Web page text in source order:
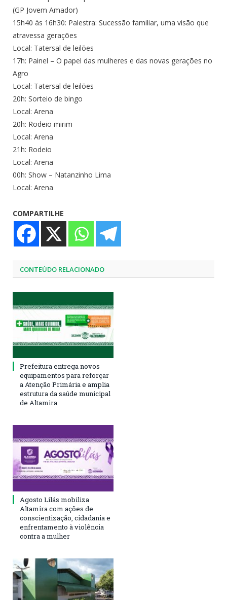
(GP Jovem Amador)
15h40 às 16h30: Palestra: Sucessão familiar, uma visão que
atravessa gerações
Local: Tatersal de leilões
17h: Painel – O papel das mulheres e das novas gerações no
Agro
Local: Tatersal de leilões
20h: Sorteio de bingo
Local: Arena
20h: Rodeio mirim
Local: Arena
21h: Rodeio
Local: Arena
00h: Show – Natanzinho Lima
Local: Arena
COMPARTILHE
CONTEÚDO RELACIONADO
Prefeitura entrega novos
equipamentos para reforçar
a Atenção Primária e amplia
estrutura da saúde municipal
de Altamira
Agosto Lilás mobiliza
Altamira com ações de
conscientização, cidadania e
enfrentamento à violência
contra a mulher